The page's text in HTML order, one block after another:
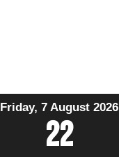
Friday, 7 August 2026
22